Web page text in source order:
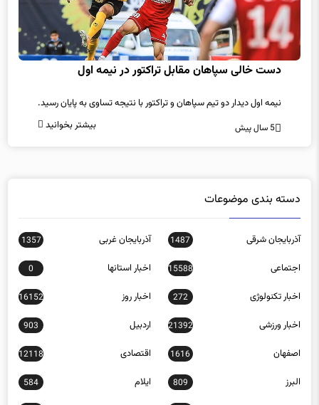
دست خالی سپاهان مقابل تراکتور در نیمه اول
نیمه اول دیدار دو تیم سپاهان و تراکتور با نتیجه تساوی به پایان رسید.
5 سال پیش بیشتر بخوانید
دسته بندی موضوعات
آذربایجان شرقی 1487 آذربایجان غربی 1357
اجتماعی 15588 اخبار استانها 0
اخبار تکنولوژی 272 اخبار روز 16152
اخبار ورزشی 21392 اردبیل 903
اصفهان 1616 اقتصادی 12118
البرز 809 ایلام 584